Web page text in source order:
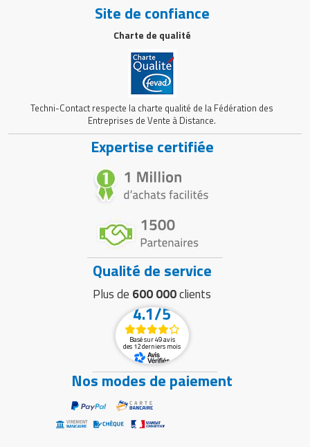
Site de confiance
Charte de qualité
Techni-Contact respecte la charte qualité de la Fédération des
Entreprises de Vente à Distance.
Expertise certifiée
Qualité de service
Plus de 600 000clients
4.1/5
Basé sur 49 avis
des 12 derniers mois
Nos modes de paiement